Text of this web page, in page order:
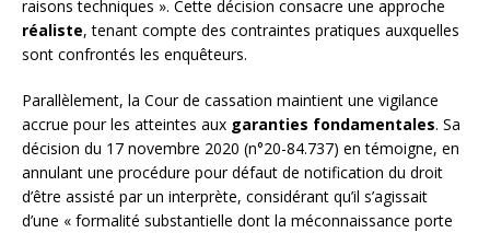
raisons techniques ». Cette décision consacre une approche
réaliste, tenant compte des contraintes pratiques auxquelles
sont confrontés les enquêteurs.
Parallèlement, la Cour de cassation maintient une vigilance
accrue pour les atteintes aux garanties fondamentales. Sa
décision du 17 novembre 2020 (n°20-84.737) en témoigne, en
annulant une procédure pour défaut de notification du droit
d’être assisté par un interprète, considérant qu’il s’agissait
d’une « formalité substantielle dont la méconnaissance porte